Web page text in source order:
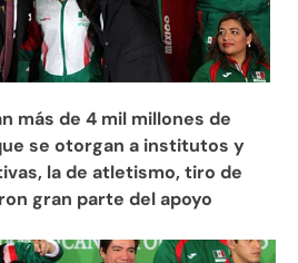
más de 4 mil millones de
se otorgan a institutos y
la de atletismo, tiro de
gran parte del apoyo